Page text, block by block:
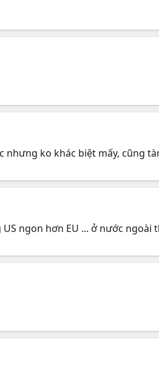
nhưng ko khác biệt mấy, cũng
ngon hơn EU ... ở nước ngoài